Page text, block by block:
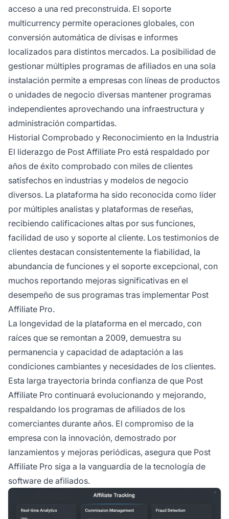
acceso a una red preconstruida. El soporte
multicurrency permite operaciones globales, con
conversión automática de divisas e informes
localizados para distintos mercados. La posibilidad de
gestionar múltiples programas de afiliados en una sola
instalación permite a empresas con líneas de productos
o unidades de negocio diversas mantener programas
independientes aprovechando una infraestructura y
administración compartidas.
Historial Comprobado y Reconocimiento en la Industria
El liderazgo de Post Affiliate Pro está respaldado por
años de éxito comprobado con miles de clientes
satisfechos en industrias y modelos de negocio
diversos. La plataforma ha sido reconocida como líder
por múltiples analistas y plataformas de reseñas,
recibiendo calificaciones altas por sus funciones,
facilidad de uso y soporte al cliente. Los testimonios de
clientes destacan consistentemente la fiabilidad, la
abundancia de funciones y el soporte excepcional, con
muchos reportando mejoras significativas en el
desempeño de sus programas tras implementar Post
Affiliate Pro.
La longevidad de la plataforma en el mercado, con
raíces que se remontan a 2009, demuestra su
permanencia y capacidad de adaptación a las
condiciones cambiantes y necesidades de los clientes.
Esta larga trayectoria brinda confianza de que Post
Affiliate Pro continuará evolucionando y mejorando,
respaldando los programas de afiliados de los
comerciantes durante años. El compromiso de la
empresa con la innovación, demostrado por
lanzamientos y mejoras periódicas, asegura que Post
Affiliate Pro siga a la vanguardia de la tecnología de
software de afiliados.